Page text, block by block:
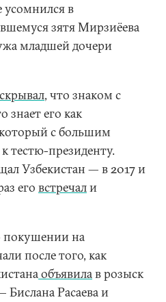
усомнился в
зятя Мирзиёева
младшей дочери
, что знаком с
знает его как
с большим
тестю-президенту.
Узбекистан — в 2017 и
его встречали
покушении на
после того, как
объявилав розыск
Бислана Расаева и